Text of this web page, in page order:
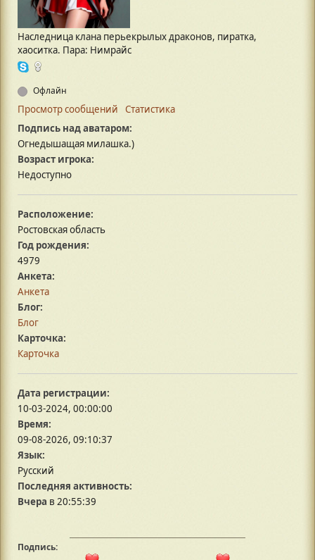
Наследница клана перьекрылых драконов, пиратка,
хаоситка. Пара: Нимрайс
Офлайн
Просмотр сообщений
Статистика
Подпись над аватаром:
Огнедышащая милашка.)
Возраст игрока:
Недоступно
Расположение:
Ростовская область
Год рождения:
4979
Анкета:
Анкета
Блог:
Блог
Карточка:
Карточка
Дата регистрации:
10-03-2024, 00:00:00
Время:
09-08-2026, 09:10:37
Язык:
Русский
Последняя активность:
Вчера в 20:55:39
Подпись: